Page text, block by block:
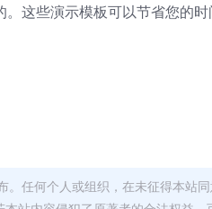
这些演示模板可以节省您的
任何个人或组织，在未征得本站